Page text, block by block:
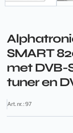
SMART
met DVB-
tuner en
Art. nr. : 97